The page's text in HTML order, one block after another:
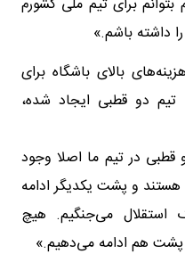
برای تیم ملی کشورم
داشته باشم.»
بالای باشگاه برای
تیم دو قطبی ایجاد شده،
در تیم ما اصلا وجود
و پشت یکدیگر ادامه
استقلال می‌جنگیم. هیچ
هم ادامه می‌دهیم.»